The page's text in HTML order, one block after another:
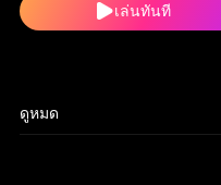
เล่นทันที
ดูหมด